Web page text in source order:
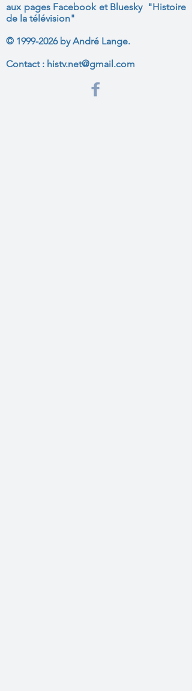
aux pages Facebook et Bluesky "Histoire
de la télévision"
© 1999-2026by André Lange.
Contact : histv.net@gmail.com